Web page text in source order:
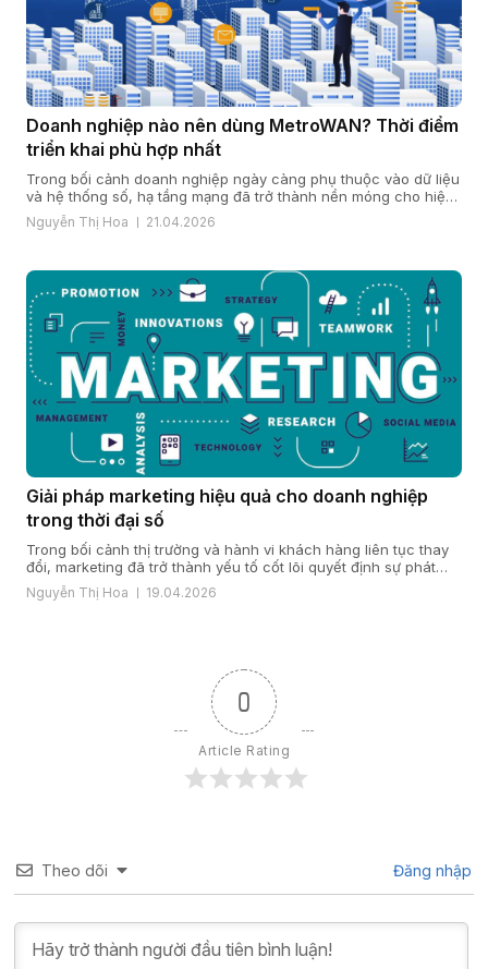
Doanh nghiệp nào nên dùng MetroWAN? Thời điểm
triển khai phù hợp nhất
Trong bối cảnh doanh nghiệp ngày càng phụ thuộc vào dữ liệu
và hệ thống số, hạ tầng mạng đã trở thành nền móng cho hiệu
quả vận hành và năng lực cạnh tranh. Khi quy mô mở rộng, chi
nhánh gia tăng và yêu cầu bảo mật, ổn định ngày càng cao,
Nguyễn Thị Hoa 21.04.2026
Giải pháp marketing hiệu quả cho doanh nghiệp
trong thời đại số
Trong bối cảnh thị trường và hành vi khách hàng liên tục thay
đổi, marketing đã trở thành yếu tố cốt lõi quyết định sự phát
triển của doanh nghiệp. Một giải pháp marketing hiệu quả nằm
ở cách doanh nghiệp hiểu khách hàng, xây dựng chiến lược
Nguyễn Thị Hoa 19.04.2026
0
Article Rating
Theo dõi Đăng nhập